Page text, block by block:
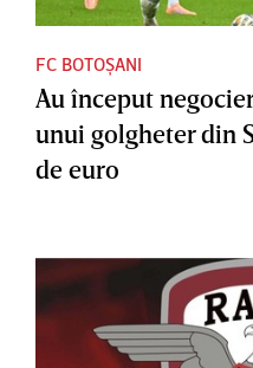
FC BOTOȘANI
Au început
unui golgheter din
de euro